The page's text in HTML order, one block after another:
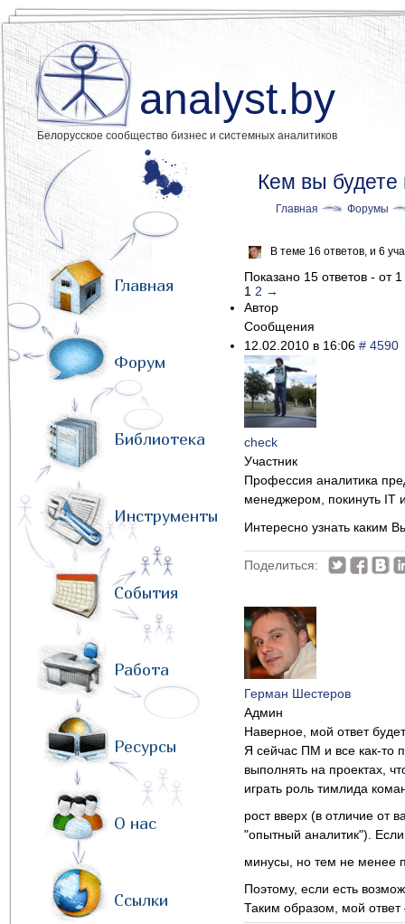
analyst.by
Белорусское сообщество бизнес и системных аналитиков
Главная
Форум
Библиотека
Инструменты
События
Работа
Ресурсы
О нас
Ссылки
Кем вы
Главная Форумы
В теме 16 ответов, и 6
Показано 15 ответов - от
1 2 →
Автор
Сообщения
12.02.2010 в 16:06 # 4590
check
Участник
Профессия аналитика
менеджером, покинуть IT
Интересно узнать каким
Поделиться:
Герман Шестеров
Админ
Наверное, мой ответ
Я сейчас ПМ и все как-то
выполнять на проектах,
играть роль тимлида
рост вверх (в отличие от
"опытный аналитик").
минусы, но тем не менее
Поэтому, если есть
Таким образом, мой